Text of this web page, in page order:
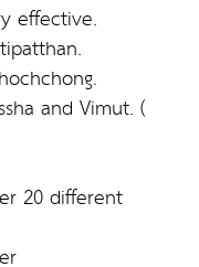
effective.
and Vimut. (
20 different